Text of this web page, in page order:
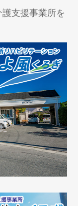
支援事業所を